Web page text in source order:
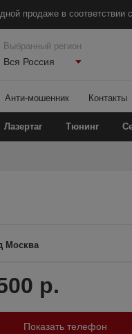
продаже в
Выбранный регион
Вся Россия
Анти-мошенник Контакты
Лазертаг Тюнинг
Москва
р.
Показать телефон